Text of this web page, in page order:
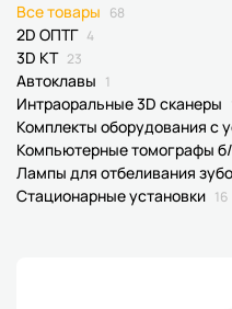
Все товары 68
2D ОПТГ 4
3D КТ 23
Автоклавы 1
Интраоральные 3D сканеры
Комплекты оборудования с
Компьютерные томографы
Лампы для отбеливания
Стационарные установки 16